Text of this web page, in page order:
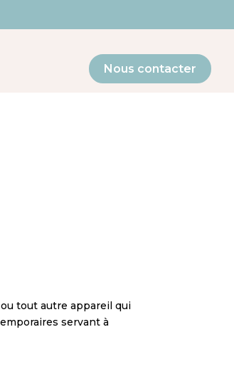
Nous contacter
tout autre appareil qui
servant à